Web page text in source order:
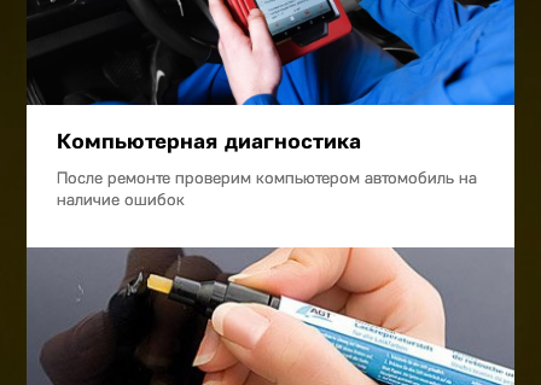
Компьютерная диагностика
После ремонте проверим компьютером автомобиль на
наличие ошибок